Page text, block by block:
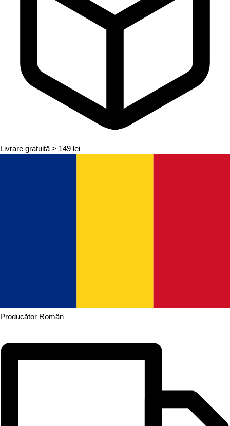
Livrare gratuită > 149 lei
Producător Român